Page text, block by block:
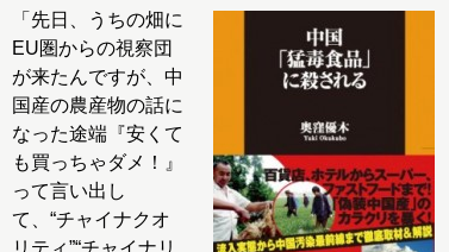
「先日、うちの畑に
EU圏からの視察団
が来たんですが、中
国産の農産物の話に
なった途端『安くて
も買っちゃダメ！』
って言い出し
て、“チャイナクオ